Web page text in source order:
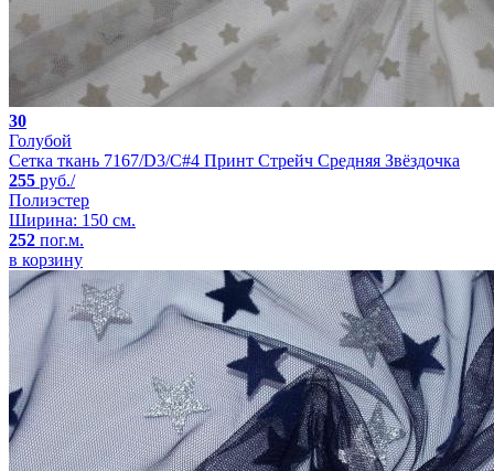
30
Голубой
Сетка ткань 7167/D3/C#4 Принт Стрейч Средняя Звёздочка
255 руб./
Полиэстер
Ширина: 150 см.
252 пог.м.
в корзину